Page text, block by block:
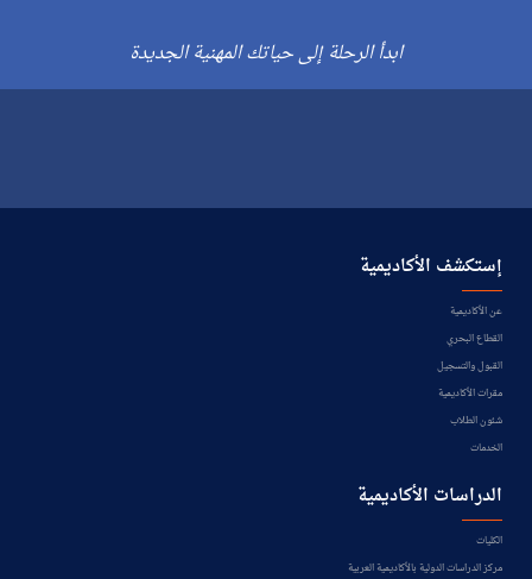
ابدأ الرحلة إلى حياتك المهنية الجديدة
إستكشف الأكاديمية
عن الأكاديمية
القطاع البحري
القبول والتسجيل
مقرات الأكاديمية
شئون الطلاب
الخدمات
الدراسات الأكاديمية
الكليات
مركز الدراسات الدولية بالأكاديمية العربية